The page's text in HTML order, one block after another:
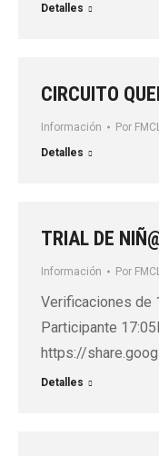
Detalles
CIRCUITO
Información Por
Detalles
TRIAL DE
Información Por
Verificaciones de
Participante
https://
Detalles